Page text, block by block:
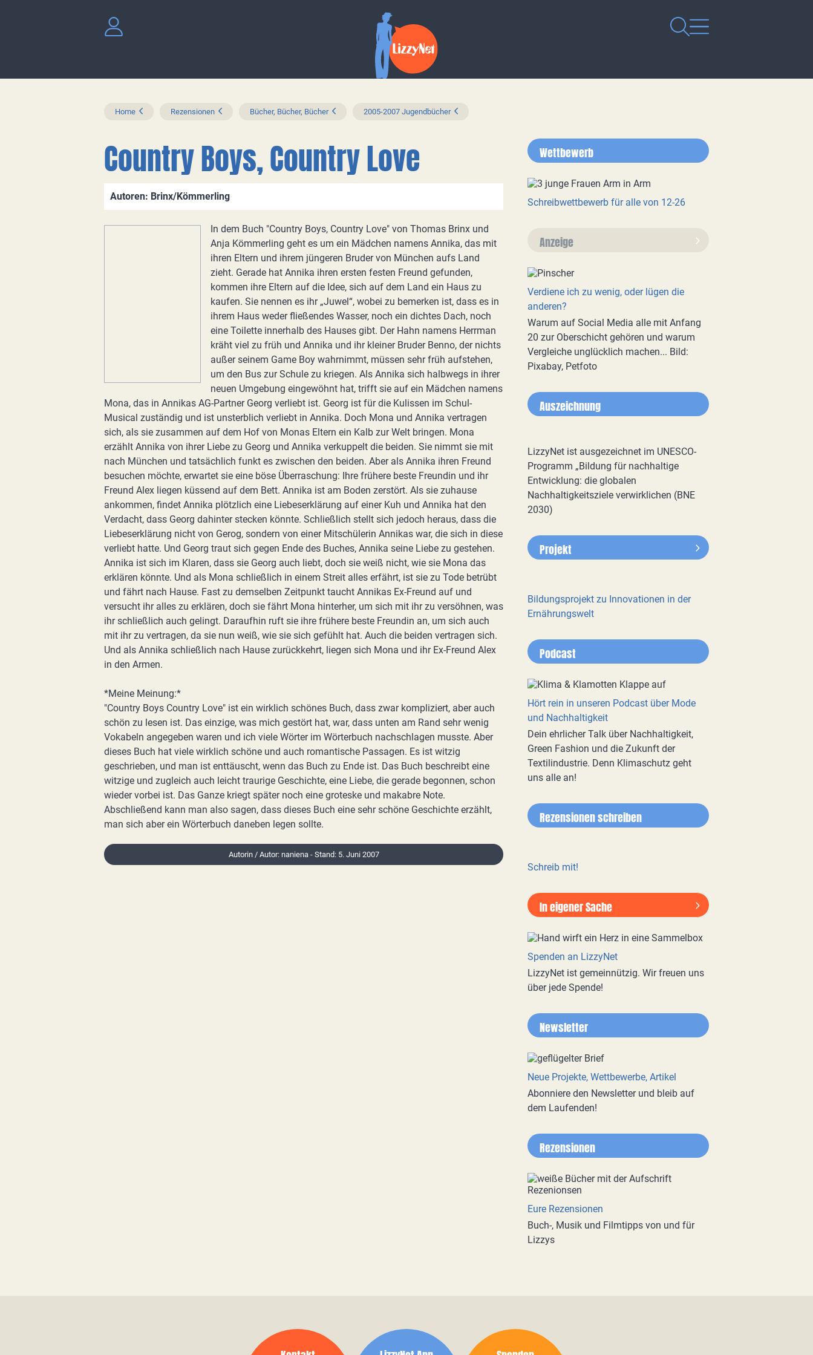
Home Rezensionen Bücher, Bücher, Bücher 2005-2007 Jugendbücher
Country Boys, Country Love
Autoren: Brinx/Kömmerling
In dem Buch "Country Boys, Country Love" von Thomas Brinx und
Anja Kömmerling geht es um ein Mädchen namens Annika, das mit
ihren Eltern und ihrem jüngeren Bruder von München aufs Land
zieht. Gerade hat Annika ihren ersten festen Freund gefunden,
kommen ihre Eltern auf die Idee, sich auf dem Land ein Haus zu
kaufen. Sie nennen es ihr „Juwel“, wobei zu bemerken ist, dass es in
ihrem Haus weder fließendes Wasser, noch ein dichtes Dach, noch
eine Toilette innerhalb des Hauses gibt. Der Hahn namens Herrman
kräht viel zu früh und Annika und ihr kleiner Bruder Benno, der nichts
außer seinem Game Boy wahrnimmt, müssen sehr früh aufstehen,
um den Bus zur Schule zu kriegen. Als Annika sich halbwegs in ihrer
neuen Umgebung eingewöhnt hat, trifft sie auf ein Mädchen namens
Mona, das in Annikas AG-Partner Georg verliebt ist. Georg ist für die Kulissen im Schul-
Musical zuständig und ist unsterblich verliebt in Annika. Doch Mona und Annika vertragen
sich, als sie zusammen auf dem Hof von Monas Eltern ein Kalb zur Welt bringen. Mona
erzählt Annika von ihrer Liebe zu Georg und Annika verkuppelt die beiden. Sie nimmt sie mit
nach München und tatsächlich funkt es zwischen den beiden. Aber als Annika ihren Freund
besuchen möchte, erwartet sie eine böse Überraschung: Ihre frühere beste Freundin und ihr
Freund Alex liegen küssend auf dem Bett. Annika ist am Boden zerstört. Als sie zuhause
ankommen, findet Annika plötzlich eine Liebeserklärung auf einer Kuh und Annika hat den
Verdacht, dass Georg dahinter stecken könnte. Schließlich stellt sich jedoch heraus, dass die
Liebeserklärung nicht von Gerog, sondern von einer Mitschülerin Annikas war, die sich in diese
verliebt hatte. Und Georg traut sich gegen Ende des Buches, Annika seine Liebe zu gestehen.
Annika ist sich im Klaren, dass sie Georg auch liebt, doch sie weiß nicht, wie sie Mona das
erklären könnte. Und als Mona schließlich in einem Streit alles erfährt, ist sie zu Tode betrübt
und fährt nach Hause. Fast zu demselben Zeitpunkt taucht Annikas Ex-Freund auf und
versucht ihr alles zu erklären, doch sie fährt Mona hinterher, um sich mit ihr zu versöhnen, was
ihr schließlich auch gelingt. Daraufhin ruft sie ihre frühere beste Freundin an, um sich auch
mit ihr zu vertragen, da sie nun weiß, wie sie sich gefühlt hat. Auch die beiden vertragen sich.
Und als Annika schließlich nach Hause zurückkehrt, liegen sich Mona und ihr Ex-Freund Alex
in den Armen.
*Meine Meinung:*
"Country Boys Country Love" ist ein wirklich schönes Buch, dass zwar kompliziert, aber auch
schön zu lesen ist. Das einzige, was mich gestört hat, war, dass unten am Rand sehr wenig
Vokabeln angegeben waren und ich viele Wörter im Wörterbuch nachschlagen musste. Aber
dieses Buch hat viele wirklich schöne und auch romantische Passagen. Es ist witzig
geschrieben, und man ist enttäuscht, wenn das Buch zu Ende ist. Das Buch beschreibt eine
witzige und zugleich auch leicht traurige Geschichte, eine Liebe, die gerade begonnen, schon
wieder vorbei ist. Das Ganze kriegt später noch eine groteske und makabre Note.
Abschließend kann man also sagen, dass dieses Buch eine sehr schöne Geschichte erzählt,
man sich aber ein Wörterbuch daneben legen sollte.
Autorin / Autor: naniena - Stand: 5. Juni 2007
Wettbewerb
Schreibwettbewerb für alle von 12-26
Anzeige
Verdiene ich zu wenig, oder lügen die
anderen?
Warum auf Social Media alle mit Anfang
20 zur Oberschicht gehören und warum
Vergleiche unglücklich machen... Bild:
Pixabay, Petfoto
Auszeichnung
LizzyNet ist ausgezeichnet im UNESCO-
Programm „Bildung für nachhaltige
Entwicklung: die globalen
Nachhaltigkeitsziele verwirklichen (BNE
2030)
Projekt
Bildungsprojekt zu Innovationen in der
Ernährungswelt
Podcast
Hört rein in unseren Podcast über Mode
und Nachhaltigkeit
Dein ehrlicher Talk über Nachhaltigkeit,
Green Fashion und die Zukunft der
Textilindustrie. Denn Klimaschutz geht
uns alle an!
Rezensionen schreiben
Schreib mit!
In eigener Sache
Spenden an LizzyNet
LizzyNet ist gemeinnützig. Wir freuen uns
über jede Spende!
Newsletter
Neue Projekte, Wettbewerbe, Artikel
Abonniere den Newsletter und bleib auf
dem Laufenden!
Rezensionen
Eure Rezensionen
Buch-, Musik und Filmtipps von und für
Lizzys